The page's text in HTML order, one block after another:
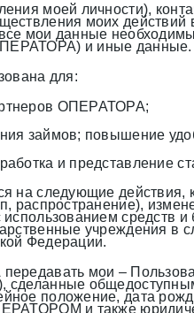
моей личности),
моих
мои данные
и иные данные.
для:
ОПЕРАТОРА;
займов; повышение
и представление
на следующие
распространение),
средств
учреждения
Федерации.
мои –
положение, дата
и также